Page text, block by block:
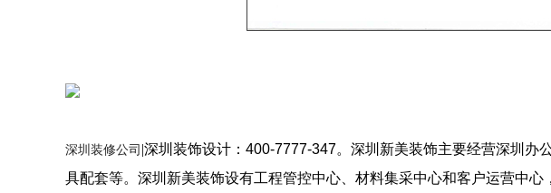
深圳装修公司 |深圳装饰设计 ：400-7777-347。深圳新美装饰主要经营深圳
具配套等。深圳新美装饰设有工程管控中心、材料集采中心和客户运营中心